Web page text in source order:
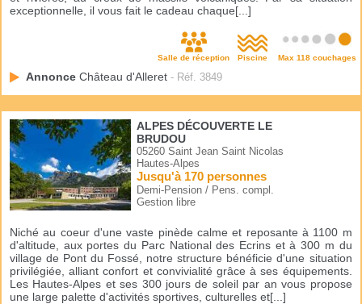
exceptionnelle, il vous fait le cadeau chaque[...]
Salle de réception Piscine Max 118 couchages
Annonce Château d'Alleret - Réf. 3849
ALPES DÉCOUVERTE LE
BRUDOU
05260 Saint Jean Saint Nicolas
Hautes-Alpes
Jusqu'à 170 personnes
Demi-Pension / Pens. compl.
Gestion libre
Niché au coeur d'une vaste pinède calme et reposante à 1100 m
d'altitude, aux portes du Parc National des Ecrins et à 300 m du
village de Pont du Fossé, notre structure bénéficie d'une situation
privilégiée, alliant confort et convivialité grâce à ses équipements.
Les Hautes-Alpes et ses 300 jours de soleil par an vous propose
une large palette d'activités sportives, culturelles et[...]